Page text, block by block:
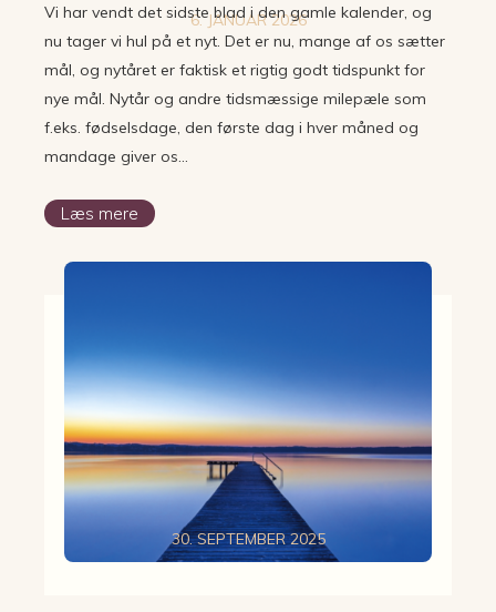
6. JANUAR 2026
Vi har vendt det sidste blad i den gamle kalender, og
nu tager vi hul på et nyt. Det er nu, mange af os sætter
mål, og nytåret er faktisk et rigtig godt tidspunkt for
nye mål. Nytår og andre tidsmæssige milepæle som
f.eks. fødselsdage, den første dag i hver måned og
mandage giver os…
Læs mere
30. SEPTEMBER 2025